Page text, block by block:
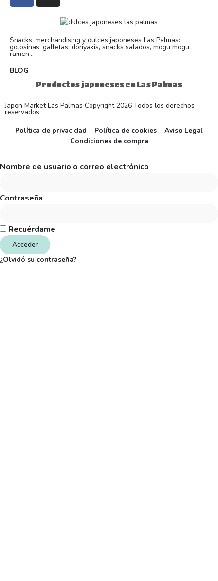
Snacks, merchandising y dulces japoneses Las Palmas:
golosinas, galletas, doriyakis, snacks salados, mogu mogu,
ramen...
BLOG
Productos japoneses en Las Palmas
Japon Market Las Palmas Copyright 2026 Todos los derechos
reservados
Política de privacidad
Política de cookies
Aviso Legal
Condiciones de compra
Nombre de usuario o correo electrónico
Contraseña
Recuérdame
Acceder
¿Olvidó su contraseña?